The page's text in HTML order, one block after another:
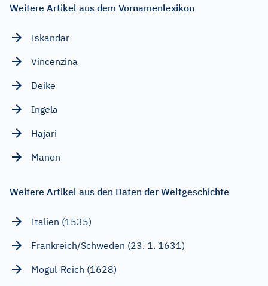
Weitere Artikel aus dem Vornamenlexikon
Iskandar
Vincenzina
Deike
Ingela
Hajari
Manon
Weitere Artikel aus den Daten der Weltgeschichte
Italien (1535)
Frankreich/Schweden (23. 1. 1631)
Mogul-Reich (1628)